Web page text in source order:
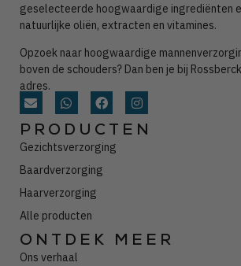
geselecteerde hoogwaardige ingrediënten
natuurlijke oliën, extracten en vitamines.
Opzoek naar hoogwaardige
boven de schouders? Dan ben je bij
adres.
PRODUCTEN
Gezichtsverzorging
Baardverzorging
Haarverzorging
Alle producten
ONTDEK MEER
Ons verhaal